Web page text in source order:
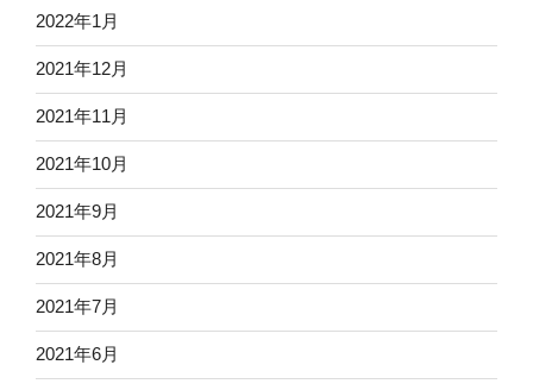
2022年1月
2021年12月
2021年11月
2021年10月
2021年9月
2021年8月
2021年7月
2021年6月